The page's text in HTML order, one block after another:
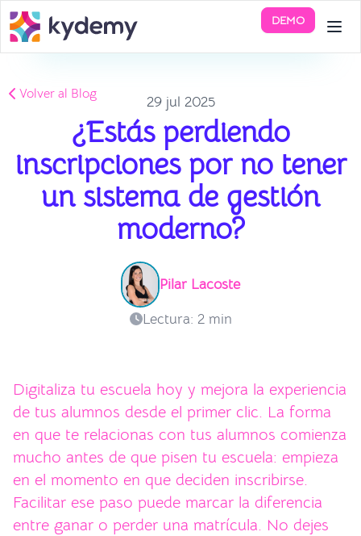
DEMO
Volver al Blog 29 jul 2025
¿Estás perdiendo
inscripciones por no tener
un sistema de gestión
moderno?
Pilar Lacoste
Lectura: 2 min
Digitaliza tu escuela hoy y mejora la experiencia
de tus alumnos desde el primer clic. La forma
en que te relacionas con tus alumnos comienza
mucho antes de que pisen tu escuela: empieza
en el momento en que deciden inscribirse.
Facilitar ese paso puede marcar la diferencia
entre ganar o perder una matrícula. No dejes